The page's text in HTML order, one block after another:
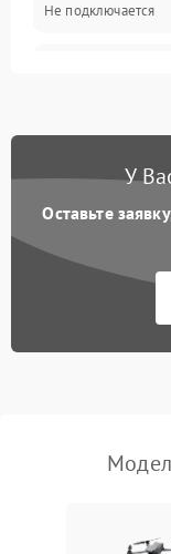
Не подключается
У
Оставьте